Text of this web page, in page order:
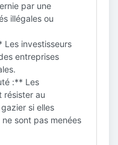
par une
illégales ou
investisseurs
entreprises
:** Les
résister au
si elles
sont pas menées